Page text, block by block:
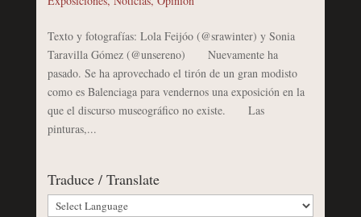
Texto y fotografías: Lola Feijóo (@srawinter) y Sonia
Taravilla Gómez (@unsereno) Nuevamente ha
pasado. Se ha aprovechado el tirón de un gran modisto
como es Balenciaga para vendernos una exposición en la
que el discurso museográfico no existe. Las
pinturas,...
Traduce / Translate